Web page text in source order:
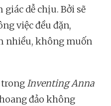
giác dễ chịu. Bởi sẽ
việc đều đặn,
nhiều, không muốn
trongInventing Anna
đảo không